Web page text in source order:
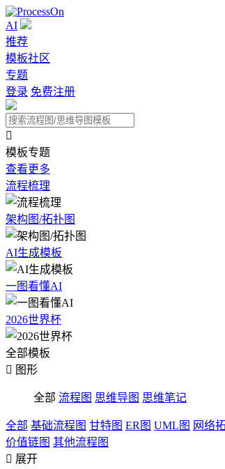
AI
推荐
模板社区
专题
登录 免费注册

模板专题
查看更多
流程梳理
架构图/拓扑图
AI生成模板
一图看懂AI
2026世界杯
全部模板
 图形
全部 流程图 思维导图 思维笔记
全部 基础流程图 甘特图 ER图 UML图 网络
价值链图 其他流程图
 展开